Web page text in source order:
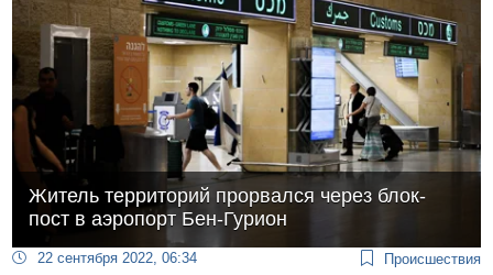
Житель территорий прорвался через блок-
пост в аэропорт Бен-Гурион
22 сентября 2022, 06:34 Происшествия